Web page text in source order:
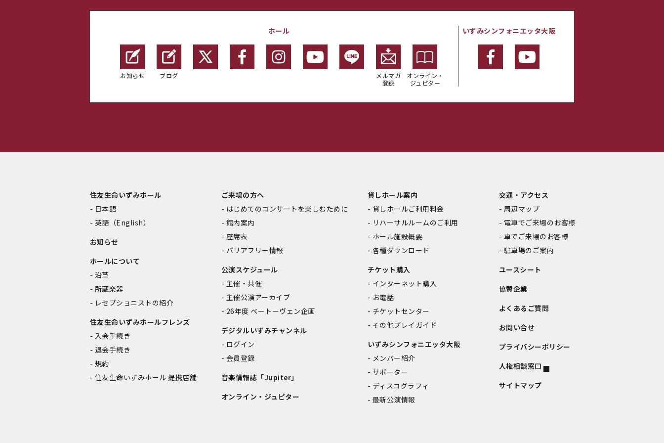
ホール
お知らせ ブログ
メルマガ
登録
オンライン・
ジュピター
いずみシンフォニエッタ大阪
住友生命いずみホール
日本語
英語（English）
お知らせ
ホールについて
沿革
所蔵楽器
レセプショニストの紹介
住友生命いずみホールフレンズ
入会手続き
退会手続き
規約
住友生命いずみホール 提携店舗
ご来場の方へ
はじめてのコンサートを楽しむために
館内案内
座席表
バリアフリー情報
公演スケジュール
主催・共催
主催公演アーカイブ
26年度 ベートーヴェン企画
デジタルいずみチャンネル
ログイン
会員登録
音楽情報誌「Jupiter」
オンライン・ジュピター
貸しホール案内
貸しホールご利用料金
リハーサルルームのご利用
ホール施設概要
各種ダウンロード
チケット購入
インターネット購入
お電話
チケットセンター
その他プレイガイド
いずみシンフォニエッタ大阪
メンバー紹介
サポーター
ディスコグラフィ
最新公演情報
交通・アクセス
周辺マップ
電車でご来場のお客様
車でご来場のお客様
駐車場のご案内
ユースシート
協賛企業
よくあるご質問
お問い合せ
プライバシーポリシー
人権相談窓口
サイトマップ